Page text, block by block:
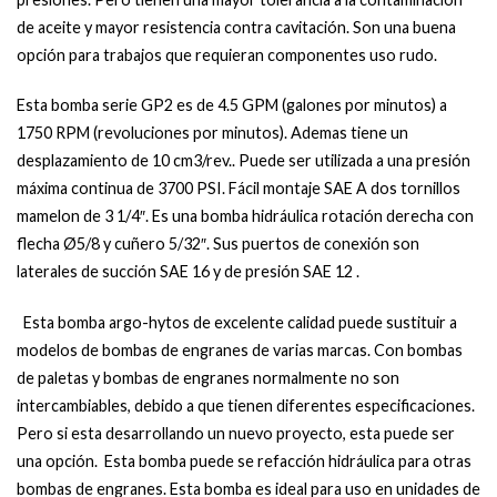
de aceite y mayor resistencia contra cavitación. Son una buena
opción para trabajos que requieran componentes uso rudo.
Esta bomba serie GP2 es de 4.5 GPM (galones por minutos) a
1750 RPM (revoluciones por minutos). Ademas tiene un
desplazamiento de 10 cm3/rev.. Puede ser utilizada a una presión
máxima continua de 3700 PSI. Fácil montaje SAE A dos tornillos
mamelon de 3 1/4″. Es una bomba hidráulica rotación derecha con
flecha Ø5/8 y cuñero 5/32″. Sus puertos de conexión son
laterales de succión SAE 16 y de presión SAE 12 .
Esta bomba argo-hytos de excelente calidad puede sustituir a
modelos de bombas de engranes de varias marcas. Con bombas
de paletas y bombas de engranes normalmente no son
intercambiables, debido a que tienen diferentes especificaciones.
Pero si esta desarrollando un nuevo proyecto, esta puede ser
una opción. Esta bomba puede se refacción hidráulica para otras
bombas de engranes. Esta bomba es ideal para uso en unidades de